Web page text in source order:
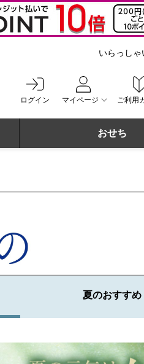
ログイン マイページ ご利用
いらっしゃ
おせち
夏のおすすめ